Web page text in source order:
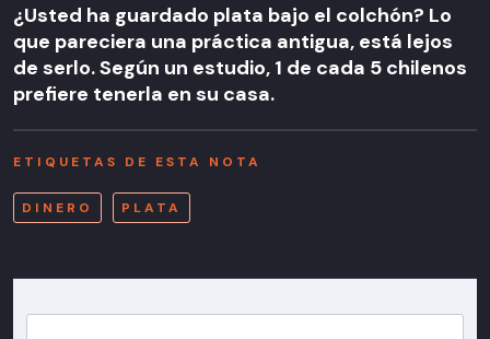
¿Usted ha guardado plata bajo el colchón? Lo
que pareciera una práctica antigua, está lejos
de serlo. Según un estudio, 1 de cada 5 chilenos
prefiere tenerla en su casa.
ETIQUETAS DE ESTA NOTA
DINERO PLATA